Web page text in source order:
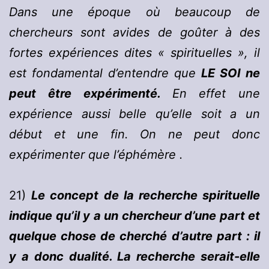
Dans une époque où beaucoup de
chercheurs sont avides de goûter à des
fortes expériences dites « spirituelles », il
est fondamental d’entendre que LE SOI ne
peut être
expérimenté. En effet une
expérience aussi belle qu’elle soit a un
début et une fin. On ne peut donc
expérimenter que l’éphémère .
21)Le concept de la recherche spirituelle
indique qu’il y a un chercheur d’une part et
quelque chose de cherché d’autre part : il
y a donc dualité. La recherche serait-elle